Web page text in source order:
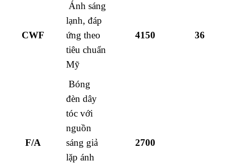
CWF
Ánh sáng
lạnh, đáp
ứng theo
tiêu chuẩn
Mỹ
4150 36
F/A
Bóng
đèn dây
tóc với
nguồn
sáng giả
lặp ánh
2700